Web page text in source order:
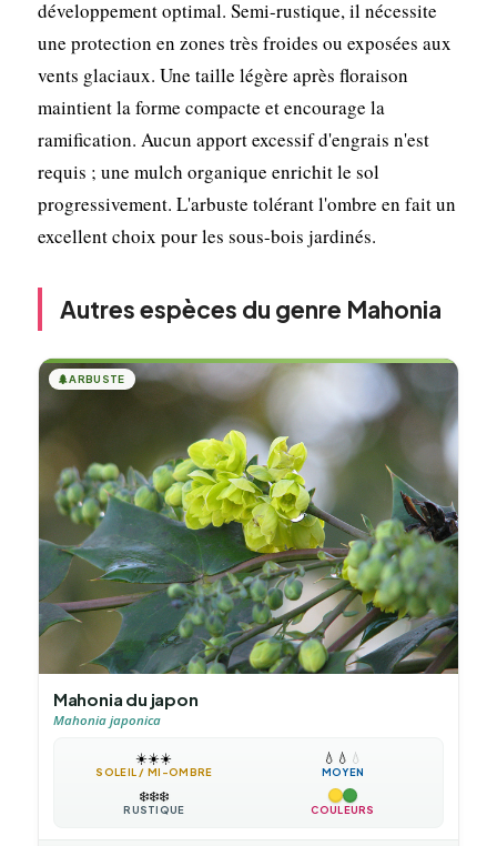
développement optimal. Semi-rustique, il nécessite
une protection en zones très froides ou exposées aux
vents glaciaux. Une taille légère après floraison
maintient la forme compacte et encourage la
ramification. Aucun apport excessif d'engrais n'est
requis ; une mulch organique enrichit le sol
progressivement. L'arbuste tolérant l'ombre en fait un
excellent choix pour les sous-bois jardinés.
Autres espèces du genre Mahonia
🌲ARBUSTE
Mahonia du japon
Mahonia japonica
☀️☀️☀️
SOLEIL / MI-OMBRE
💧 💧 💧
MOYEN
❄️❄️❄️
RUSTIQUE COULEURS